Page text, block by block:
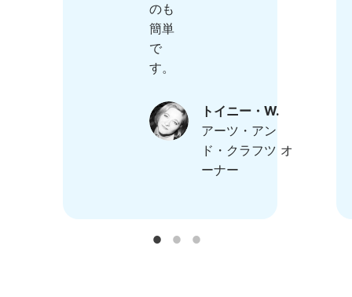
のも
簡単
で
す。
トイニー・W.
アーツ・アン
ド・クラフツ オ
ーナー